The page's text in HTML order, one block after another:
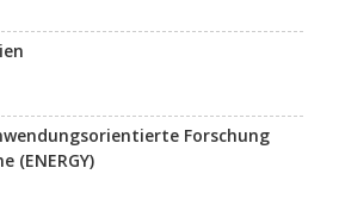
Forschung
(ENERGY)